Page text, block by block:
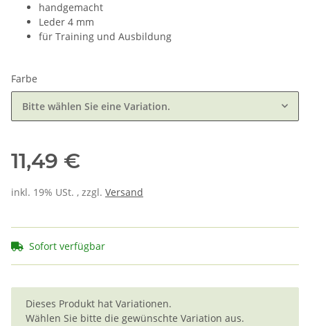
handgemacht
Leder 4 mm
für Training und Ausbildung
Farbe
Bitte wählen Sie eine Variation.
11,49 €
inkl. 19% USt. , zzgl. Versand
Sofort verfügbar
x
Dieses Produkt hat Variationen.
Wählen Sie bitte die gewünschte Variation aus.